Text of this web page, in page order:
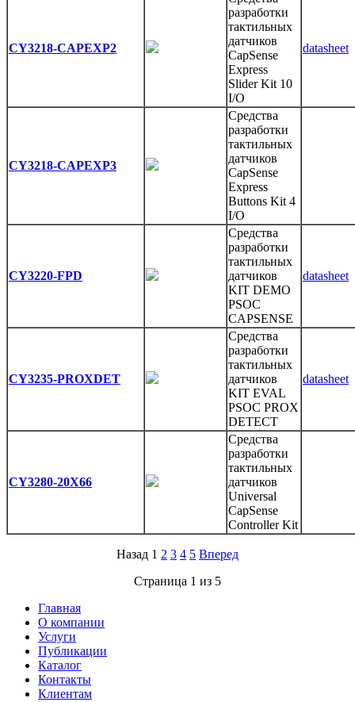
CY3218-CAPEXP2
разработки
тактильных
датчиков
CapSense
Express
Slider Kit 10
I/O
datasheet
CY3218-CAPEXP3
Средства
разработки
тактильных
датчиков
CapSense
Express
Buttons Kit 4
I/O
CY3220-FPD
Средства
разработки
тактильных
датчиков
KIT DEMO
PSOC
CAPSENSE
datasheet
CY3235-PROXDET
Средства
разработки
тактильных
датчиков
KIT EVAL
PSOC PROX
DETECT
datasheet
CY3280-20X66
Средства
разработки
тактильных
датчиков
Universal
CapSense
Controller Kit
Назад 1 2 3 4 5 Вперед
Страница 1 из 5
Главная
О компании
Услуги
Публикации
Каталог
Контакты
Клиентам